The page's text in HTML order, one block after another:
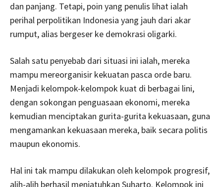
dan panjang. Tetapi, poin yang penulis lihat ialah
perihal perpolitikan Indonesia yang jauh dari akar
rumput, alias bergeser ke demokrasi oligarki.
Salah satu penyebab dari situasi ini ialah, mereka
mampu mereorganisir kekuatan pasca orde baru.
Menjadi kelompok-kelompok kuat di berbagai lini,
dengan sokongan penguasaan ekonomi, mereka
kemudian menciptakan gurita-gurita kekuasaan, guna
mengamankan kekuasaan mereka, baik secara politis
maupun ekonomis.
Hal ini tak mampu dilakukan oleh kelompok progresif,
alih-alih berhasil menjatuhkan Suharto. Kelompok ini